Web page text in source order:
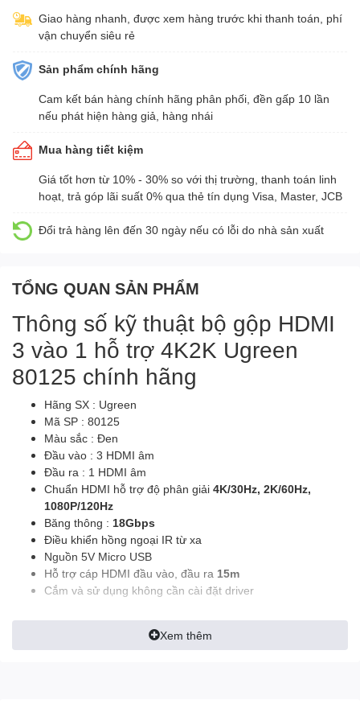
Giao hàng nhanh, được xem hàng trước khi thanh toán, phí
vận chuyển siêu rẻ
Sản phẩm chính hãng
Cam kết bán hàng chính hãng phân phối, đền gấp 10 lần
nếu phát hiện hàng giả, hàng nhái
Mua hàng tiết kiệm
Giá tốt hơn từ 10% - 30% so với thị trường, thanh toán linh
hoạt, trả góp lãi suất 0% qua thẻ tín dụng Visa, Master, JCB
Đổi trả hàng lên đến 30 ngày nếu có lỗi do nhà sản xuất
TỔNG QUAN SẢN PHẨM
Thông số kỹ thuật bộ gộp HDMI
3 vào 1 hỗ trợ 4K2K Ugreen
80125 chính hãng
Hãng SX : Ugreen
Mã SP : 80125
Màu sắc : Đen
Đầu vào : 3 HDMI âm
Đầu ra : 1 HDMI âm
Chuẩn HDMI hỗ trợ độ phân giải 4K/30Hz, 2K/60Hz,
1080P/120Hz
Băng thông : 18Gbps
Điều khiển hồng ngoại IR từ xa
Nguồn 5V Micro USB
Hỗ trợ cáp HDMI đầu vào, đầu ra 15m
Cắm và sử dụng không cần cài đặt driver
Xem thêm